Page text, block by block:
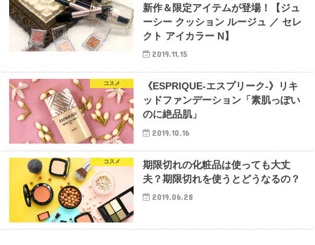
新作＆限定アイテムが登場！【ジュ
ーシー クッション ルージュ ／ セレ
クト アイカラー N】
2019.11.15
コスメ
《ESPRIQUE-エスプリーク-》リキ
ッドファンデーション「素肌っぽい
のに絶品肌」
2019.10.16
コスメ
期限切れの化粧品は使っても大丈
夫？期限切れを使うとどうなるの？
2019.06.28